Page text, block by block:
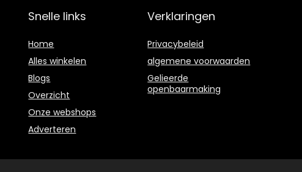
Snelle links
Home
Alles winkelen
Blogs
Overzicht
Onze webshops
Adverteren
Verklaringen
Privacybeleid
algemene voorwaarden
Gelieerde
openbaarmaking